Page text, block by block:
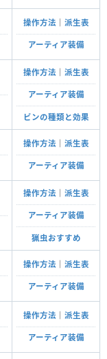
操作方法 派生表
アーティア装備
操作方法 派生表
アーティア装備
ビンの種類と効果
操作方法 派生表
アーティア装備
操作方法 派生表
アーティア装備
猟虫おすすめ
操作方法 派生表
アーティア装備
操作方法 派生表
アーティア装備